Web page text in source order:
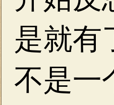
是就有
不是一